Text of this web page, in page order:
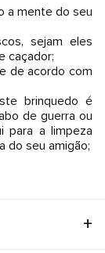
a mente do seu
sejam eles
caçador;
de acordo com
brinquedo é
de guerra ou
para a limpeza
do seu amigão;